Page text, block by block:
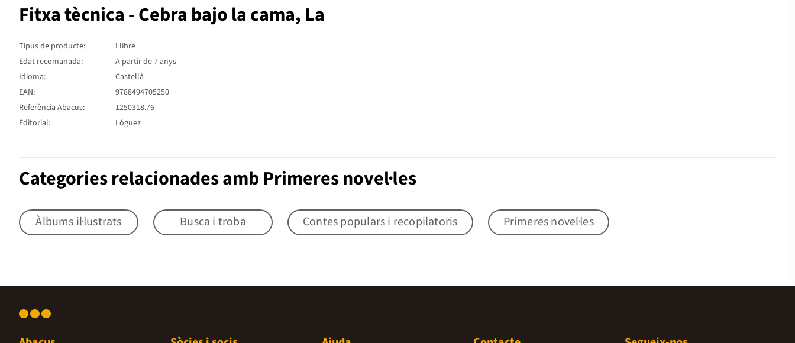
Fitxa tècnica - Cebra bajo la cama, La
Tipus de producte:
Llibre
Edat recomanada:
A partir de 7 anys
Idioma:
Castellà
EAN:
9788494705250
Referència Abacus:
1250318.76
Editorial:
Lóguez
Categories relacionades amb Primeres novel·les
Àlbums il·lustrats Busca i troba Contes populars i recopilatoris Primeres novel·les